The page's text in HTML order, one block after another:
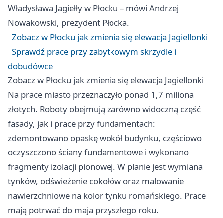
Władysława Jagiełły w Płocku – mówi Andrzej
Nowakowski, prezydent Płocka.
Zobacz w Płocku jak zmienia się elewacja Jagiellonki
Sprawdź prace przy zabytkowym skrzydle i
dobudówce
Zobacz w Płocku jak zmienia się elewacja Jagiellonki
Na prace miasto przeznaczyło ponad 1,7 miliona
złotych. Roboty obejmują zarówno widoczną część
fasady, jak i prace przy fundamentach:
zdemontowano opaskę wokół budynku, częściowo
oczyszczono ściany fundamentowe i wykonano
fragmenty izolacji pionowej. W planie jest wymiana
tynków, odświeżenie cokołów oraz malowanie
nawierzchniowe na kolor tynku romańskiego. Prace
mają potrwać do maja przyszłego roku.